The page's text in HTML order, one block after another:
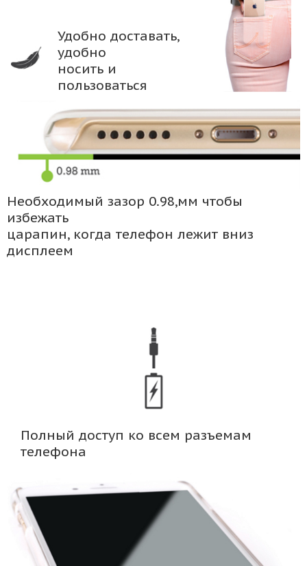
Удобно доставать,
удобно
носить и
пользоваться
Необходимый зазор 0.98,мм чтобы
избежать
царапин, когда телефон лежит вниз
дисплеем
Полный доступ ко всем разъемам
телефона